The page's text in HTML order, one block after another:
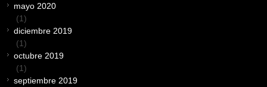
mayo 2020
(1)
diciembre 2019
(1)
octubre 2019
(1)
septiembre 2019